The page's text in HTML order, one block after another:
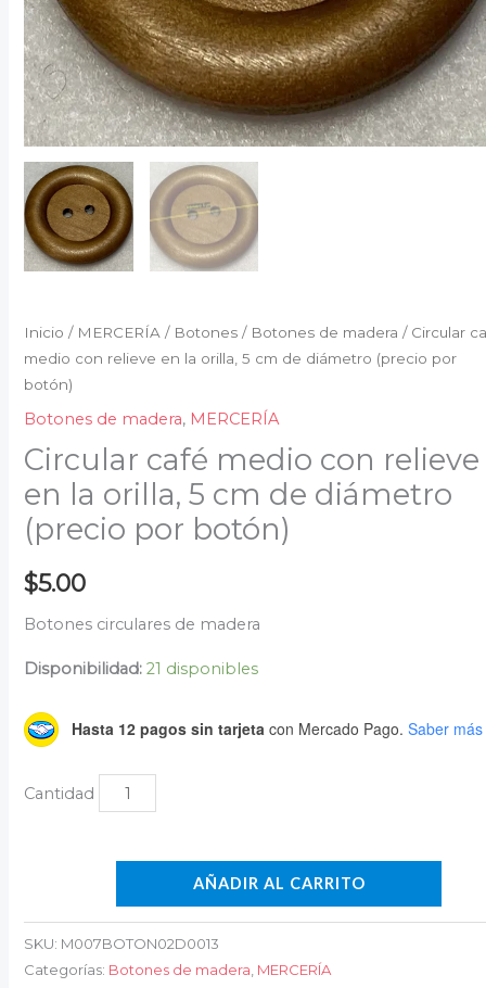
Inicio / MERCERÍA / Botones / Botones de madera / Circular
medio con relieve en la orilla, 5 cm de diámetro (precio por
botón)
Botones de madera, MERCERÍA
Circular café medio con relieve
en la orilla, 5 cm de diámetro
(precio por botón)
$5.00
Botones circulares de madera
Disponibilidad: 21 disponibles
Hasta 12 pagos sin tarjeta con Mercado Pago. Saber más
(precio
por
botón)
cantidad
AÑADIR AL CARRITO
SKU: M007BOTON02D0013
Categorías: Botones de madera MERCERÍA